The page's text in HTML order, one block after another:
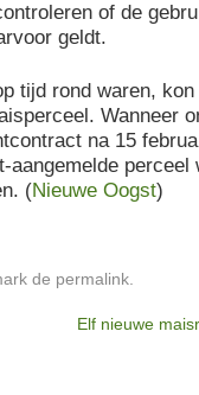
of de
geldt.
tijd rond waren,
Wanneer
na 15
aangemelde
(Nieuwe Oogst)
de permalink
Elf nieuwe